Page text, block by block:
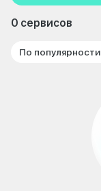
0 сервисов
По популярности